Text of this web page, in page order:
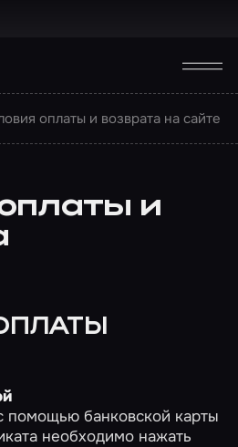
оплаты и возврата на сайте
и
помощью банковской карты
необходимо нажать